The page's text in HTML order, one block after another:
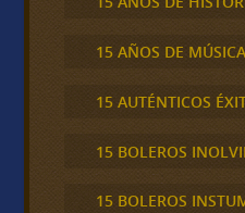
15 AÑOS DE MÚSICA
15 AUTÉNTICOS
15 BOLEROS
15 BOLEROS